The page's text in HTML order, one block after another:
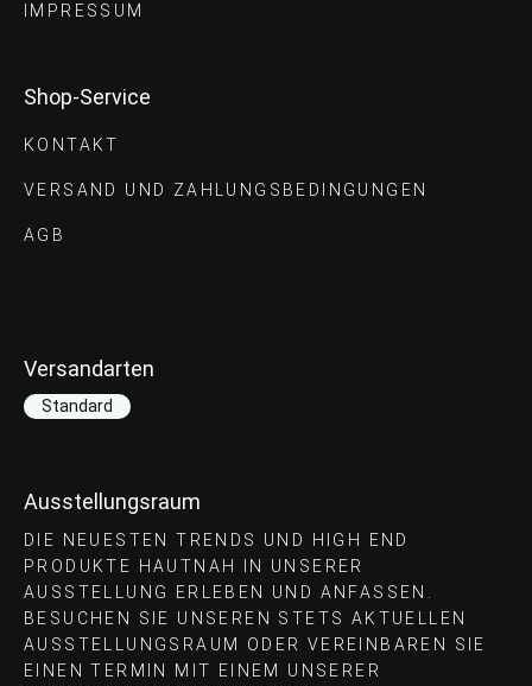
IMPRESSUM
Shop-Service
KONTAKT
VERSAND UND ZAHLUNGS­BEDINGUNGEN
AGB
Versandarten
Standard
Ausstellungsraum
DIE NEUESTEN TRENDS UND HIGH END
PRODUKTE HAUTNAH IN UNSERER
AUSSTELLUNG ERLEBEN UND ANFASSEN.
BESUCHEN SIE UNSEREN STETS AKTUELLEN
AUSSTELLUNGSRAUM ODER VEREINBAREN SIE
EINEN TERMIN MIT EINEM UNSERER